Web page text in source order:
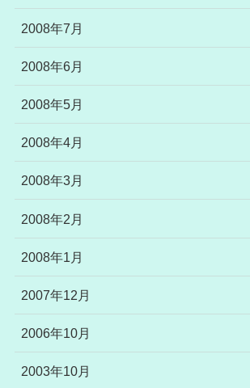
2008年7月
2008年6月
2008年5月
2008年4月
2008年3月
2008年2月
2008年1月
2007年12月
2006年10月
2003年10月